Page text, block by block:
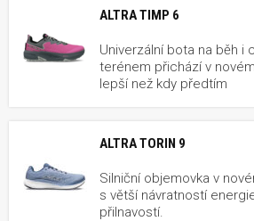
ALTRA TIMP 6
Univerzální bota na běh i
terénem přichází v
lepší než kdy předtím
ALTRA TORIN 9
Silniční objemovka v
s větší návratností
přilnavostí.